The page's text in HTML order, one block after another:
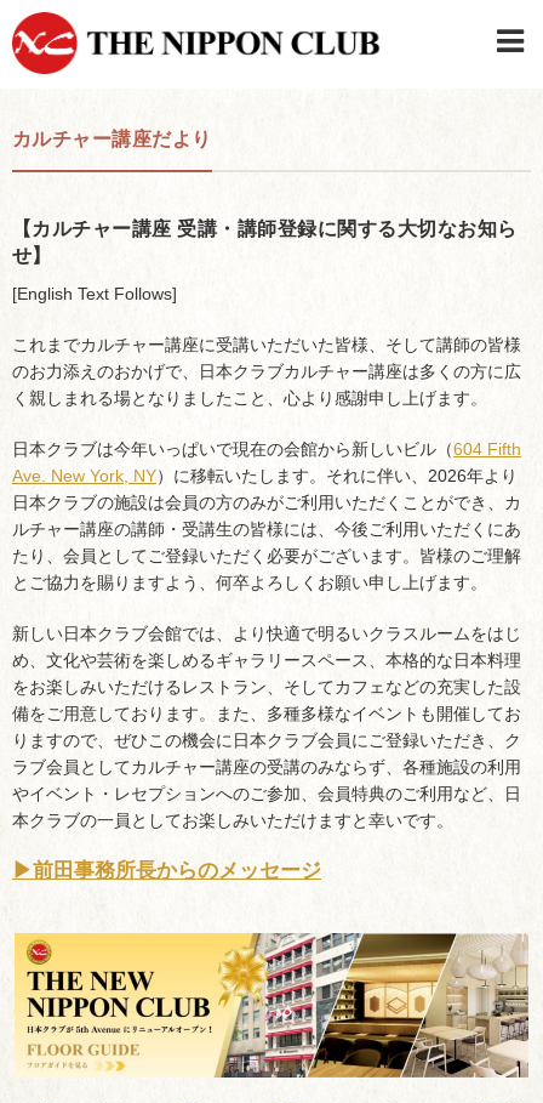
カルチャー講座だより
【カルチャー講座 受講・講師登録に関する大切なお知ら
せ】
[English Text Follows]
これまでカルチャー講座に受講いただいた皆様、そして講師の皆様
のお力添えのおかげで、日本クラブカルチャー講座は多くの方に広
く親しまれる場となりましたこと、心より感謝申し上げます。
日本クラブは今年いっぱいで現在の会館から新しいビル（604 Fifth
Ave. New York, NY）に移転いたします。それに伴い、2026年より
日本クラブの施設は会員の方のみがご利用いただくことができ、カ
ルチャー講座の講師・受講生の皆様には、今後ご利用いただくにあ
たり、会員としてご登録いただく必要がございます。皆様のご理解
とご協力を賜りますよう、何卒よろしくお願い申し上げます。
新しい日本クラブ会館では、より快適で明るいクラスルームをはじ
め、文化や芸術を楽しめるギャラリースペース、本格的な日本料理
をお楽しみいただけるレストラン、そしてカフェなどの充実した設
備をご用意しております。また、多種多様なイベントも開催してお
りますので、ぜひこの機会に日本クラブ会員にご登録いただき、ク
ラブ会員としてカルチャー講座の受講のみならず、各種施設の利用
やイベント・レセプションへのご参加、会員特典のご利用など、日
本クラブの一員としてお楽しみいただけますと幸いです。
︎▶︎前田事務所長からのメッセージ
JAPANESE
日本クラブメンバーログイン
連絡先・駐車場
はじめてご利用の方はこちら
›